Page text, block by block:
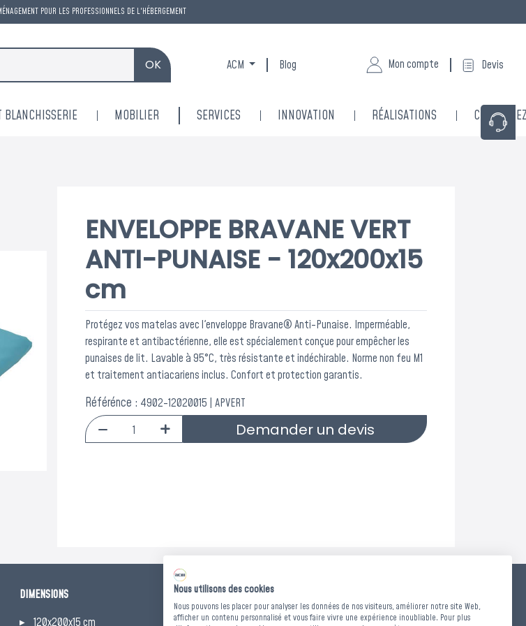
POUR LES PROFESSIONNELS DE L'HÉBERGEMENT
OK ACM Blog Mon compte Devis
BLANCHISSERIE MOBILIER SERVICES INNOVATION RÉALISATIONS
ENVELOPPE BRAVANE VERT
ANTI-PUNAISE - 120x200x15
cm
Protégez vos matelas avec l'enveloppe Bravane® Anti-Punaise. Imperméable,
respirante et antibactérienne, elle est spécialement conçue pour empêcher les
punaises de lit. Lavable à 95°C, très résistante et indéchirable. Norme non feu M1
et traitement antiacariens inclus. Confort et protection garantis.
Référénce : 4902-12020015 | APVERT
Demander un devis
DIMENSIONS
120x200x15 cm
NORMES ET TRAITEMENTS
Non feu M1
Nous utilisons des cookies
Nous pouvons les placer pour analyser les données de nos visiteurs, améliorer notre site Web,
afficher un contenu personnalisé et vous faire vivre une expérience inoubliable. Pour plus